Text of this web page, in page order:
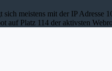
sich meistens mit der IP
auf Platz 114 der aktivsten